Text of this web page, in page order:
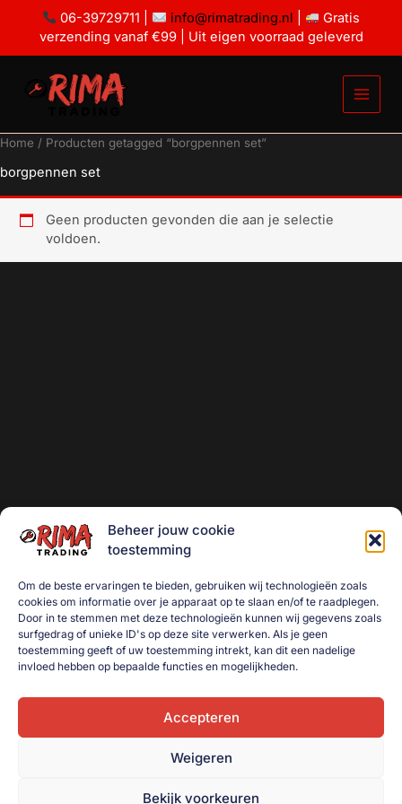
06-39729711 | info@rimatrading.nl
Gratis
verzending vanaf €99 | Uit eigen voorraad geleverd
Beheer jouw cookie
toestemming
Om de beste ervaringen te bieden, gebruiken wij technologieën zoals
cookies om informatie over je apparaat op te slaan en/of te raadplegen.
Door in te stemmen met deze technologieën kunnen wij gegevens zoals
surfgedrag of unieke ID's op deze site verwerken. Als je geen
toestemming geeft of uw toestemming intrekt, kan dit een nadelige
invloed hebben op bepaalde functies en mogelijkheden.
Accepteren
Weigeren
Bekijk voorkeuren
Home / Producten getagged “borgpennen set”
borgpennen set
Geen producten gevonden die aan je selectie
voldoen.